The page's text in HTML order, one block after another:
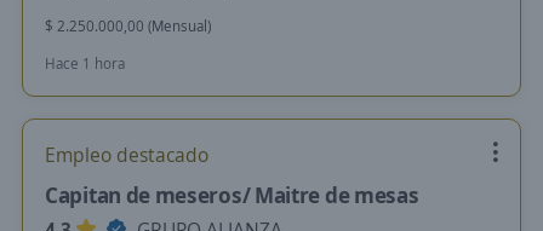
$ 2.250.000,00 (Mensual)
Hace 1 hora
Empleo destacado
Capitan de meseros/ Maitre de mesas